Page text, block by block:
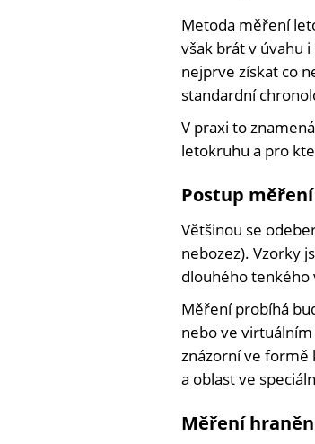
Metoda měření
však brát v úvahu
nejprve získat co
standardní
V praxi to
letokruhu a pro
Postup
Většinou se
nebozez). Vzorky
dlouhého tenkého
Měření probíhá
nebo ve
znázorní ve formě
a oblast ve
Měření